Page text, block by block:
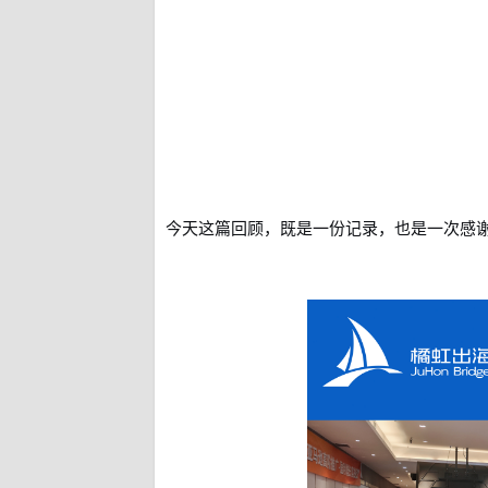
今天这篇回顾，既是一份记录，也是一次感